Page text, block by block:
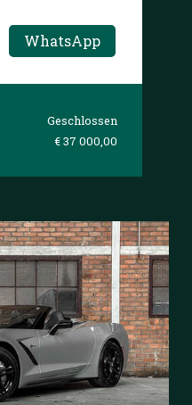
WhatsApp
Geschlossen
€ 37 000,00